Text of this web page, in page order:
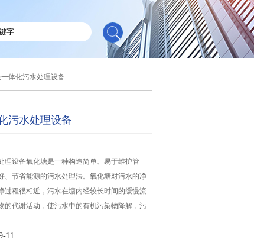
体化污水处理设备
污水处理设备
理设备氧化塘是一种构造简单、易于维护管
、节省能源的污水处理法。氧化塘对污水的净
过程很相近，污水在塘内经较长时间的缓慢流
的代谢活动，使污水中的有机污染物降解，污
11